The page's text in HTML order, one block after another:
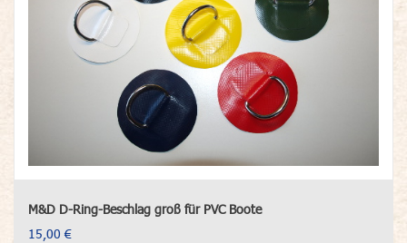
M&D D-Ring-Beschlag groß für PVC Boote
15,00 €